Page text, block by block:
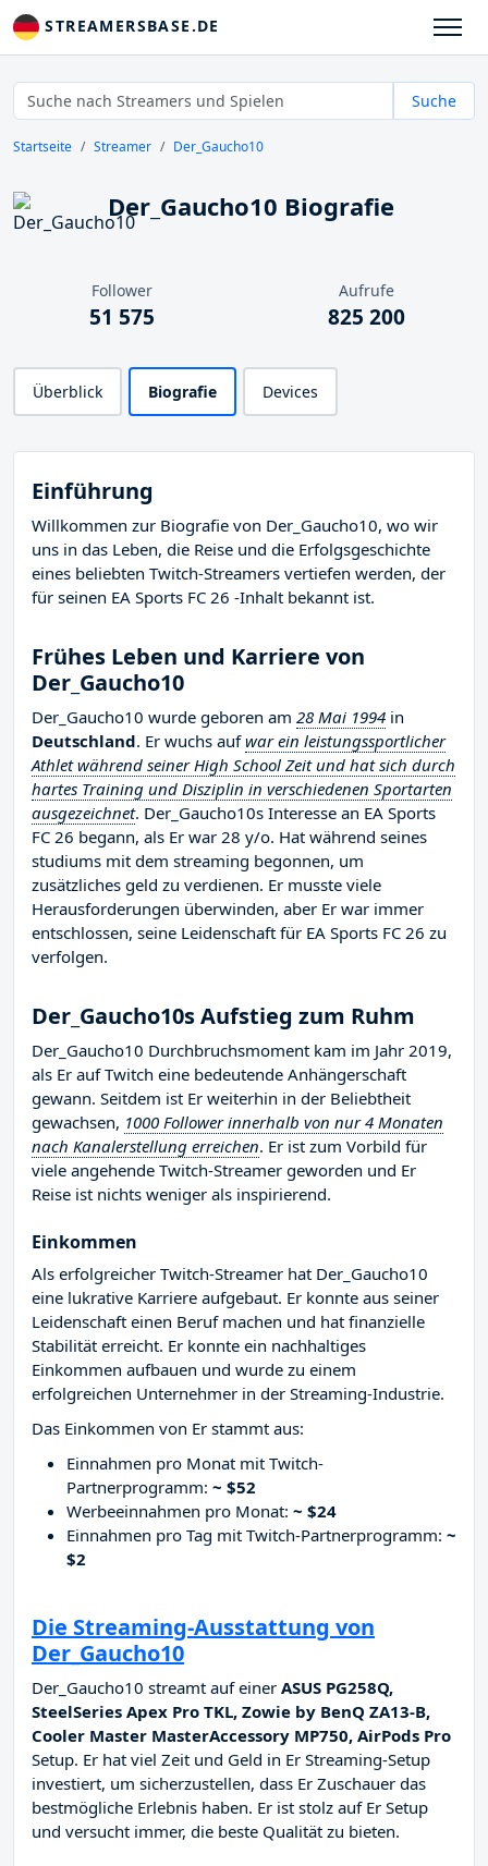
STREAMERSBASE.DE
Suche
Startseite Streamer Der_Gaucho10
Der_Gaucho10 Biografie
Follower
51 575
Aufrufe
825 200
Überblick Biografie Devices
Einführung
Willkommen zur Biografie von Der_Gaucho10, wo wir
uns in das Leben, die Reise und die Erfolgsgeschichte
eines beliebten Twitch-Streamers vertiefen werden, der
für seinen EA Sports FC 26 -Inhalt bekannt ist.
Frühes Leben und Karriere von
Der_Gaucho10
Der_Gaucho10 wurde geboren am 28 Mai 1994 in
Deutschland. Er wuchs aufwar ein leistungssportlicher
Athlet während seiner High School Zeit und hat sich durch
hartes Training und Disziplin in verschiedenen Sportarten
ausgezeichnet. Der_Gaucho10s Interesse an EA Sports
FC 26 begann, als Er war 28 y/o. Hat während seines
studiums mit dem streaming begonnen, um
zusätzliches geld zu verdienen. Er musste viele
Herausforderungen überwinden, aber Er war immer
entschlossen, seine Leidenschaft für EA Sports FC 26 zu
verfolgen.
Der_Gaucho10s Aufstieg zum Ruhm
Der_Gaucho10 Durchbruchsmoment kam im Jahr 2019,
als Er auf Twitch eine bedeutende Anhängerschaft
gewann. Seitdem ist Er weiterhin in der Beliebtheit
gewachsen, 1000 Follower innerhalb von nur 4 Monaten
nach Kanalerstellung erreichen. Er ist zum Vorbild für
viele angehende Twitch-Streamer geworden und Er
Reise ist nichts weniger als inspirierend.
Einkommen
Als erfolgreicher Twitch-Streamer hat Der_Gaucho10
eine lukrative Karriere aufgebaut. Er konnte aus seiner
Leidenschaft einen Beruf machen und hat finanzielle
Stabilität erreicht. Er konnte ein nachhaltiges
Einkommen aufbauen und wurde zu einem
erfolgreichen Unternehmer in der Streaming-Industrie.
Das Einkommen von Er stammt aus:
Einnahmen pro Monat mit Twitch-
Partnerprogramm: ~ $52
Werbeeinnahmen pro Monat: ~ $24
Einnahmen pro Tag mit Twitch-Partnerprogramm: ~
$2
Die Streaming-Ausstattung von
Der_Gaucho10
Der_Gaucho10 streamt auf einer ASUS PG258Q,
SteelSeries Apex Pro TKL, Zowie by BenQ ZA13-B,
Cooler Master MasterAccessory MP750, AirPods Pro
Setup. Er hat viel Zeit und Geld in Er Streaming-Setup
investiert, um sicherzustellen, dass Er Zuschauer das
bestmögliche Erlebnis haben. Er ist stolz auf Er Setup
und versucht immer, die beste Qualität zu bieten.